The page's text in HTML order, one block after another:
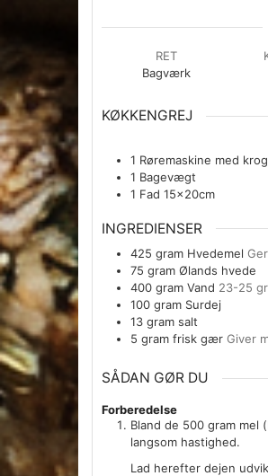
RET
Bagværk
KØKKENGREJ
1 Røremaskine med krog
1 Bagevægt
1 Fad 15x20cm
INGREDIENSER
425 gram Hvedemel
75 gram Ølands hvede
400 gram Vand 23-25
100 gram Surdej
13 gram salt
5 gram frisk gær Giver
SÅDAN GØR DU
Forberedelse
Bland de 500 gram
langsom hastighed.
Lad herefter dejen